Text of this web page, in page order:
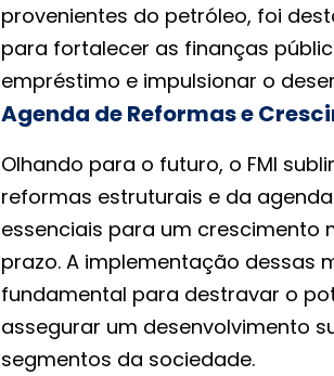
provenientes do petróleo, foi
para fortalecer as finanças
empréstimo e impulsionar o
Agenda de Reformas e
Olhando para o futuro, o FMI
reformas estruturais e da
essenciais para um crescimento
prazo. A implementação dessas
fundamental para destravar o
assegurar um desenvolvimento
segmentos da sociedade.